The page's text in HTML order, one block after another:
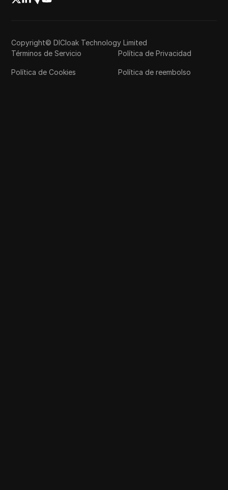
Copyright© DICloak Technology Limited
Términos de Servicio
Política de Privacidad
Política de Cookies Política de reembolso